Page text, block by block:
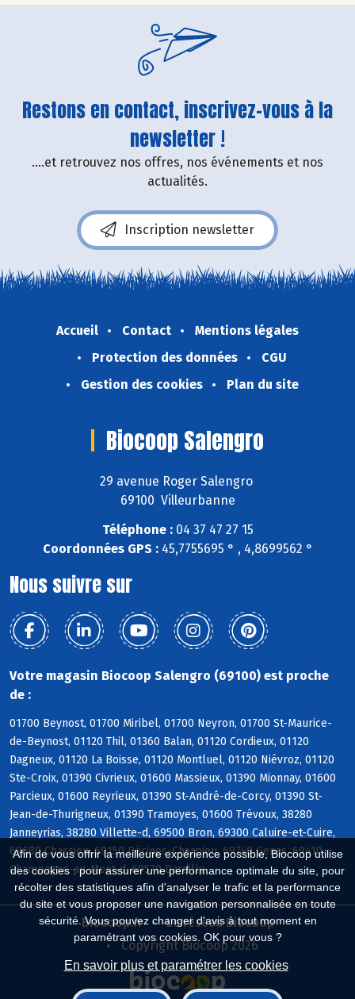
Afin de vous offrir la meilleure expérience possible, Biocoop utilise
des cookies : pour assurer une performance optimale du site, pour
récolter des statistiques afin d'analyser le trafic et la performance
du site et vous proposer une navigation personnalisée en toute
sécurité. Vous pouvez changer d'avis à tout moment en
paramétrant vos cookies. OK pour vous ?
En savoir plus et paramétrer les cookies
Restons en contact, inscrivez-vous à la
newsletter !
....et retrouvez nos offres, nos événements et nos
actualités.
Inscription newsletter
Accueil Contact
Mentions légales
Protection des données
CGU
Gestion des cookies
Plan du site
Biocoop Salengro
29 avenue Roger Salengro
69100 Villeurbanne
Téléphone :04 37 47 27 15
Coordonnées GPS :45,7755695 ° , 4,8699562 °
Nous suivre sur
Votre magasin Biocoop Salengro (69100) est proche
de :
01700 Beynost, 01700 Miribel, 01700 Neyron, 01700 St-Maurice-
de-Beynost, 01120 Thil, 01360 Balan, 01120 Cordieux, 01120
Dagneux, 01120 La Boisse, 01120 Montluel, 01120 Niévroz, 01120
Ste-Croix, 01390 Civrieux, 01600 Massieux, 01390 Mionnay, 01600
Parcieux, 01600 Reyrieux, 01390 St-André-de-Corcy, 01390 St-
Jean-de-Thurigneux, 01390 Tramoyes, 01600 Trévoux, 38280
Janneyrias, 38280 Villette-d, 69500 Bron, 69300 Caluire-et-Cuire,
69680 Chassieu, 69150 Décines-Charpieu, 69740 Genas, 69410
Champagne-au-Mont-d, 69570 Dardilly
Biocoop.fr
Le réseau Biocoop
Copyright Biocoop 2026